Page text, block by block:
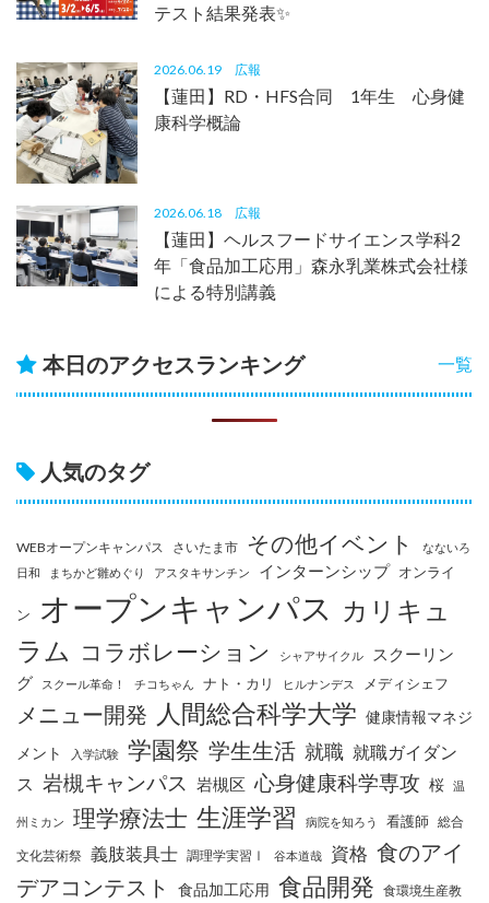
テスト結果発表✨
2026.06.19 広報
【蓮田】RD・HFS合同 1年生 心身健
康科学概論
2026.06.18 広報
【蓮田】ヘルスフードサイエンス学科2
年「食品加工応用」森永乳業株式会社様
による特別講義
一覧
本日のアクセスランキング
人気のタグ
WEBオープンキャンパス さいたま市 その他イベント
なないろ
日和
まちかど雛めぐり アスタキサンチン インターンシップ オンライ
ン オープンキャンパス カリキュ
ラム コラボレーション シャアサイクル
スクーリン
グ
スクール革命！ チコちゃん ナト・カリ ヒルナンデス メディシェフ
メニュー開発 人間総合科学大学 健康情報マネジ
メント
入学試験 学園祭 学生生活 就職 就職ガイダン
ス 岩槻キャンパス 岩槻区 心身健康科学専攻 桜 温
州ミカン 理学療法士 生涯学習 病院を知ろう 看護師 総合
文化芸術祭 義肢装具士 調理学実習Ⅰ 谷本道哉 資格 食のアイ
デアコンテスト
食品加工応用 食品開発 食環境生産教